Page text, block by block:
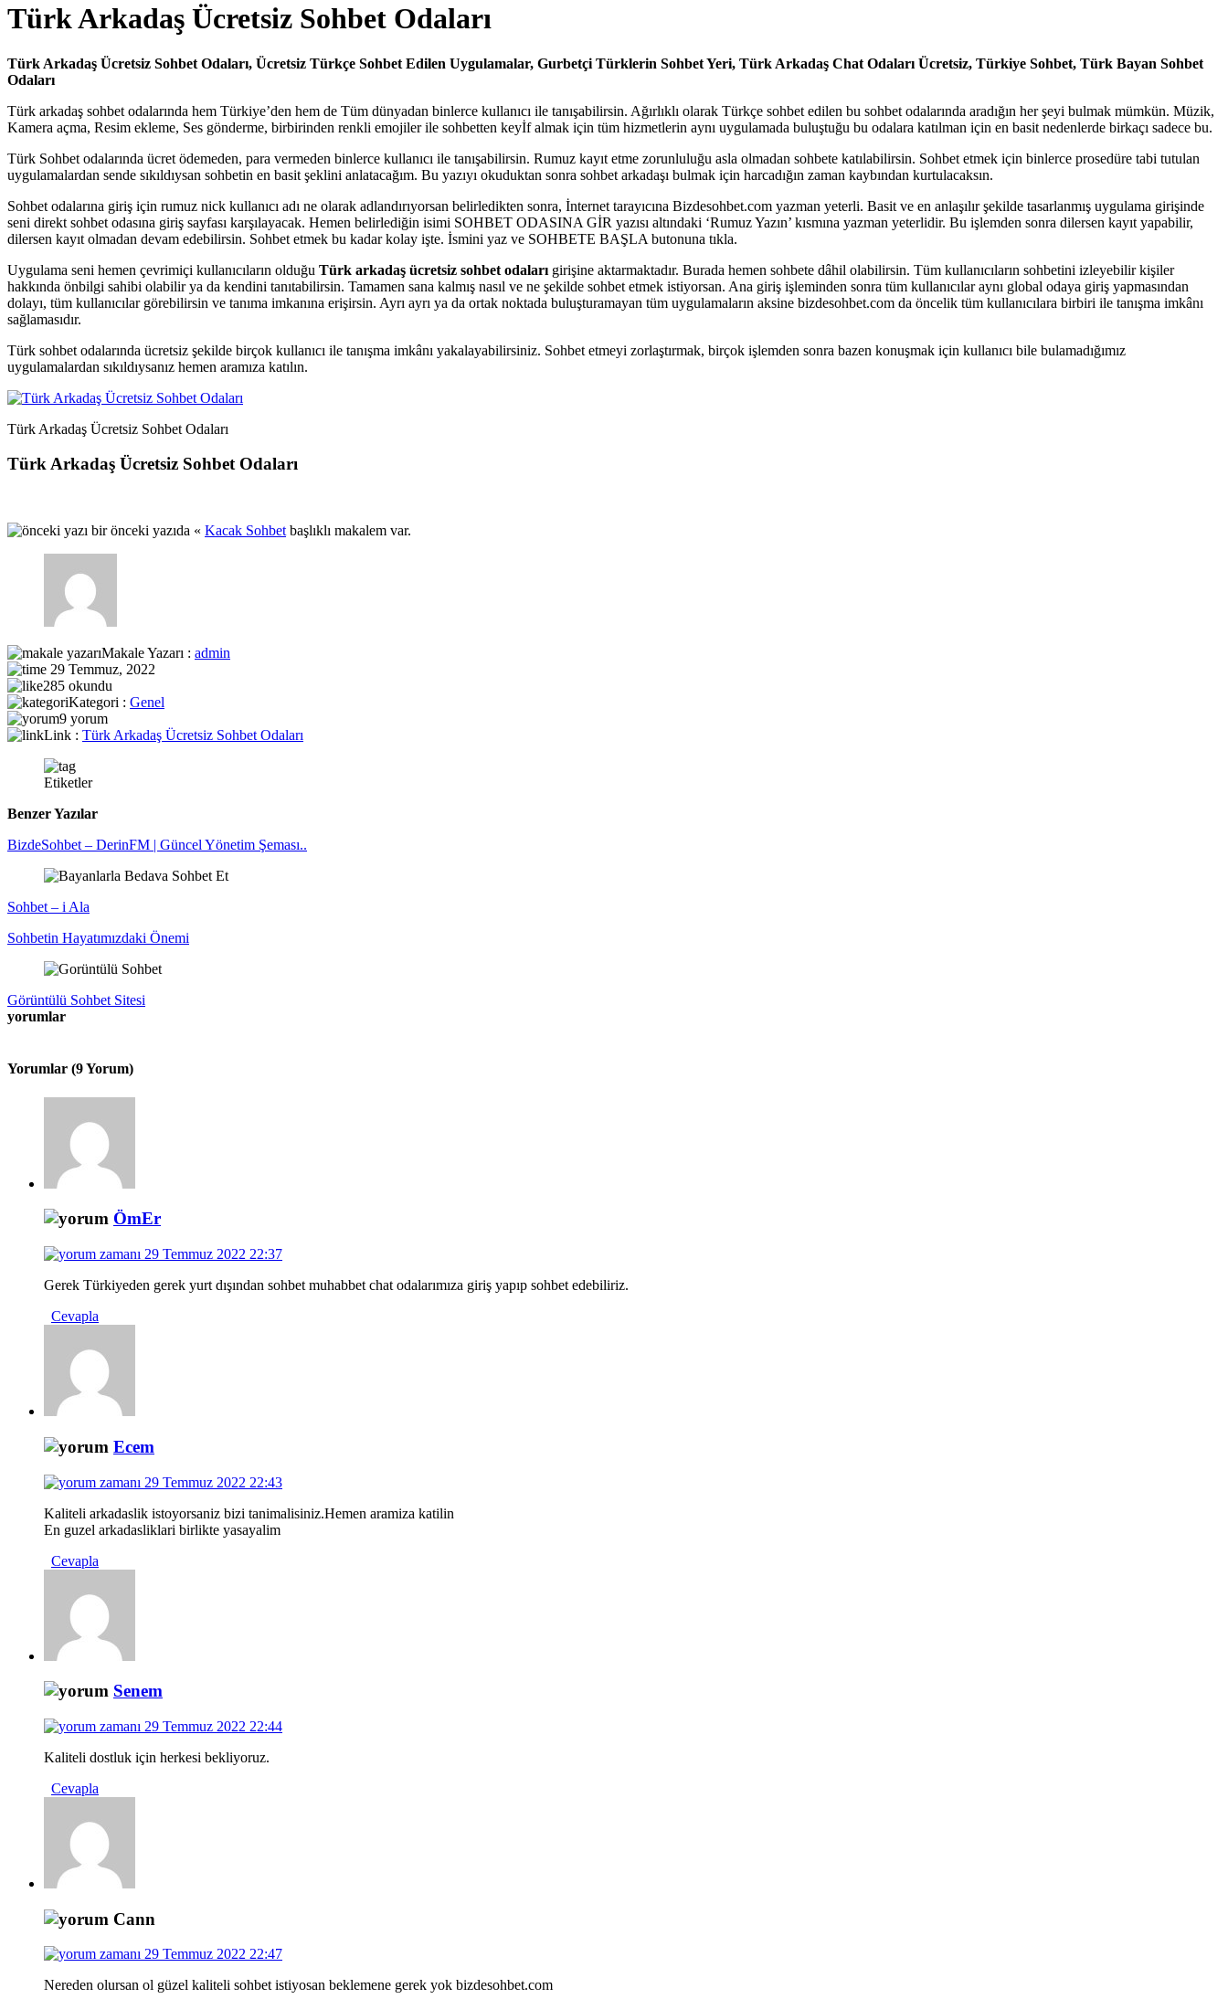
Türk Arkadaş Ücretsiz Sohbet Odaları
Türk Arkadaş Ücretsiz Sohbet Odaları, Ücretsiz Türkçe Sohbet Edilen Uygulamalar, Gurbetçi Türklerin Sohbet Yeri, Türk Arkadaş Chat Odaları Ücretsiz, Türkiye Sohbet, Türk Bayan Sohbet
Odaları
Türk arkadaş sohbet odalarında hem Türkiye’den hem de Tüm dünyadan binlerce kullanıcı ile tanışabilirsin. Ağırlıklı olarak Türkçe sohbet edilen bu sohbet odalarında aradığın her şeyi bulmak mümkün. Müzik,
Kamera açma, Resim ekleme, Ses gönderme, birbirinden renkli emojiler ile sohbetten keyİf almak için tüm hizmetlerin aynı uygulamada buluştuğu bu odalara katılman için en basit nedenlerde birkaçı sadece bu.
Türk Sohbet odalarında ücret ödemeden, para vermeden binlerce kullanıcı ile tanışabilirsin. Rumuz kayıt etme zorunluluğu asla olmadan sohbete katılabilirsin. Sohbet etmek için binlerce prosedüre tabi tutulan
uygulamalardan sende sıkıldıysan sohbetin en basit şeklini anlatacağım. Bu yazıyı okuduktan sonra sohbet arkadaşı bulmak için harcadığın zaman kaybından kurtulacaksın.
Sohbet odalarına giriş için rumuz nick kullanıcı adı ne olarak adlandırıyorsan belirledikten sonra, İnternet tarayıcına Bizdesohbet.com yazman yeterli. Basit ve en anlaşılır şekilde tasarlanmış uygulama girişinde
seni direkt sohbet odasına giriş sayfası karşılayacak. Hemen belirlediğin isimi SOHBET ODASINA GİR yazısı altındaki ‘Rumuz Yazın’ kısmına yazman yeterlidir. Bu işlemden sonra dilersen kayıt yapabilir,
dilersen kayıt olmadan devam edebilirsin. Sohbet etmek bu kadar kolay işte. İsmini yaz ve SOHBETE BAŞLA butonuna tıkla.
Uygulama seni hemen çevrimiçi kullanıcıların olduğu Türk arkadaş ücretsiz sohbet odaları girişine aktarmaktadır. Burada hemen sohbete dâhil olabilirsin. Tüm kullanıcıların sohbetini izleyebilir kişiler
hakkında önbilgi sahibi olabilir ya da kendini tanıtabilirsin. Tamamen sana kalmış nasıl ve ne şekilde sohbet etmek istiyorsan. Ana giriş işleminden sonra tüm kullanıcılar aynı global odaya giriş yapmasından
dolayı, tüm kullanıcılar görebilirsin ve tanıma imkanına erişirsin. Ayrı ayrı ya da ortak noktada buluşturamayan tüm uygulamaların aksine bizdesohbet.com da öncelik tüm kullanıcılara birbiri ile tanışma imkânı
sağlamasıdır.
Türk sohbet odalarında ücretsiz şekilde birçok kullanıcı ile tanışma imkânı yakalayabilirsiniz. Sohbet etmeyi zorlaştırmak, birçok işlemden sonra bazen konuşmak için kullanıcı bile bulamadığımız
uygulamalardan sıkıldıysanız hemen aramıza katılın.
Türk Arkadaş Ücretsiz Sohbet Odaları
Türk Arkadaş Ücretsiz Sohbet Odaları
bir önceki yazıda « Kacak Sohbet başlıklı makalem var.
Makale Yazarı : admin
29 Temmuz, 2022
285 okundu
Kategori : Genel
9 yorum
Link : Türk Arkadaş Ücretsiz Sohbet Odaları
Etiketler
Benzer Yazılar
BizdeSohbet – DerinFM | Güncel Yönetim Şeması..
Sohbet – i Ala
Sohbetin Hayatımızdaki Önemi
Görüntülü Sohbet Sitesi
yorumlar
Yorumlar (9 Yorum)
ÖmEr
29 Temmuz 2022 22:37
Gerek Türkiyeden gerek yurt dışından sohbet muhabbet chat odalarımıza giriş yapıp sohbet edebiliriz.
Cevapla
Ecem
29 Temmuz 2022 22:43
Kaliteli arkadaslik istoyorsaniz bizi tanimalisiniz.Hemen aramiza katilin
En guzel arkadasliklari birlikte yasayalim
Cevapla
Senem
29 Temmuz 2022 22:44
Kaliteli dostluk için herkesi bekliyoruz.
Cevapla
Cann
29 Temmuz 2022 22:47
Nereden olursan ol güzel kaliteli sohbet istiyosan beklemene gerek yok bizdesohbet.com